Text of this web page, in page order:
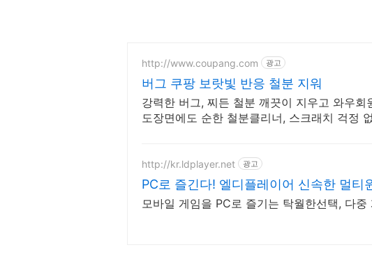
http://www.coupang.com 광고
버그 쿠팡 보랏빛 반응 철분 지워
강력한 버그, 찌든 철분 깨끗이 지우고 와우
도장면에도 순한 철분클리너, 스크래치 걱정
http://kr.ldplayer.net 광고
PC로 즐긴다! 엘디플레이어 신속한 멀티
모바일 게임을 PC로 즐기는 탁월한선택, 다중